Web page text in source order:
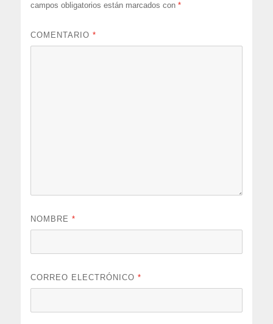
campos obligatorios están marcados con*
COMENTARIO*
NOMBRE*
CORREO ELECTRÓNICO*